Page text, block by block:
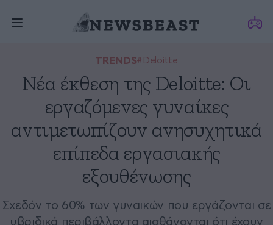
TRENDS#Deloitte
Νέα έκθεση της Deloitte: Οι
εργαζόμενες γυναίκες
αντιμετωπίζουν ανησυχητικά
επίπεδα εργασιακής
εξουθένωσης
Σχεδόν το 60% των γυναικών που εργάζονται σε
υβριδικά περιβάλλοντα αισθάνονται ότι έχουν